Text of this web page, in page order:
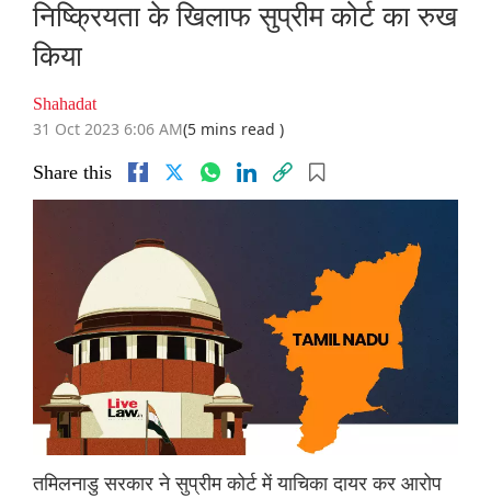
निष्क्रियता के खिलाफ सुप्रीम कोर्ट का रुख
किया
Shahadat
31 Oct 2023 6:06 AM(5 mins read )
Share this
तमिलनाडु सरकार ने सुप्रीम कोर्ट में याचिका दायर कर आरोप